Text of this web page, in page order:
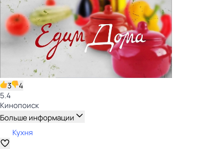
3
4
5.4
Кинопоиск
Больше информации
Кухня